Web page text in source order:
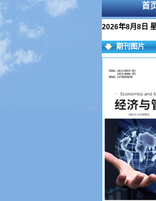
首
2026年8月8日
期刊图片